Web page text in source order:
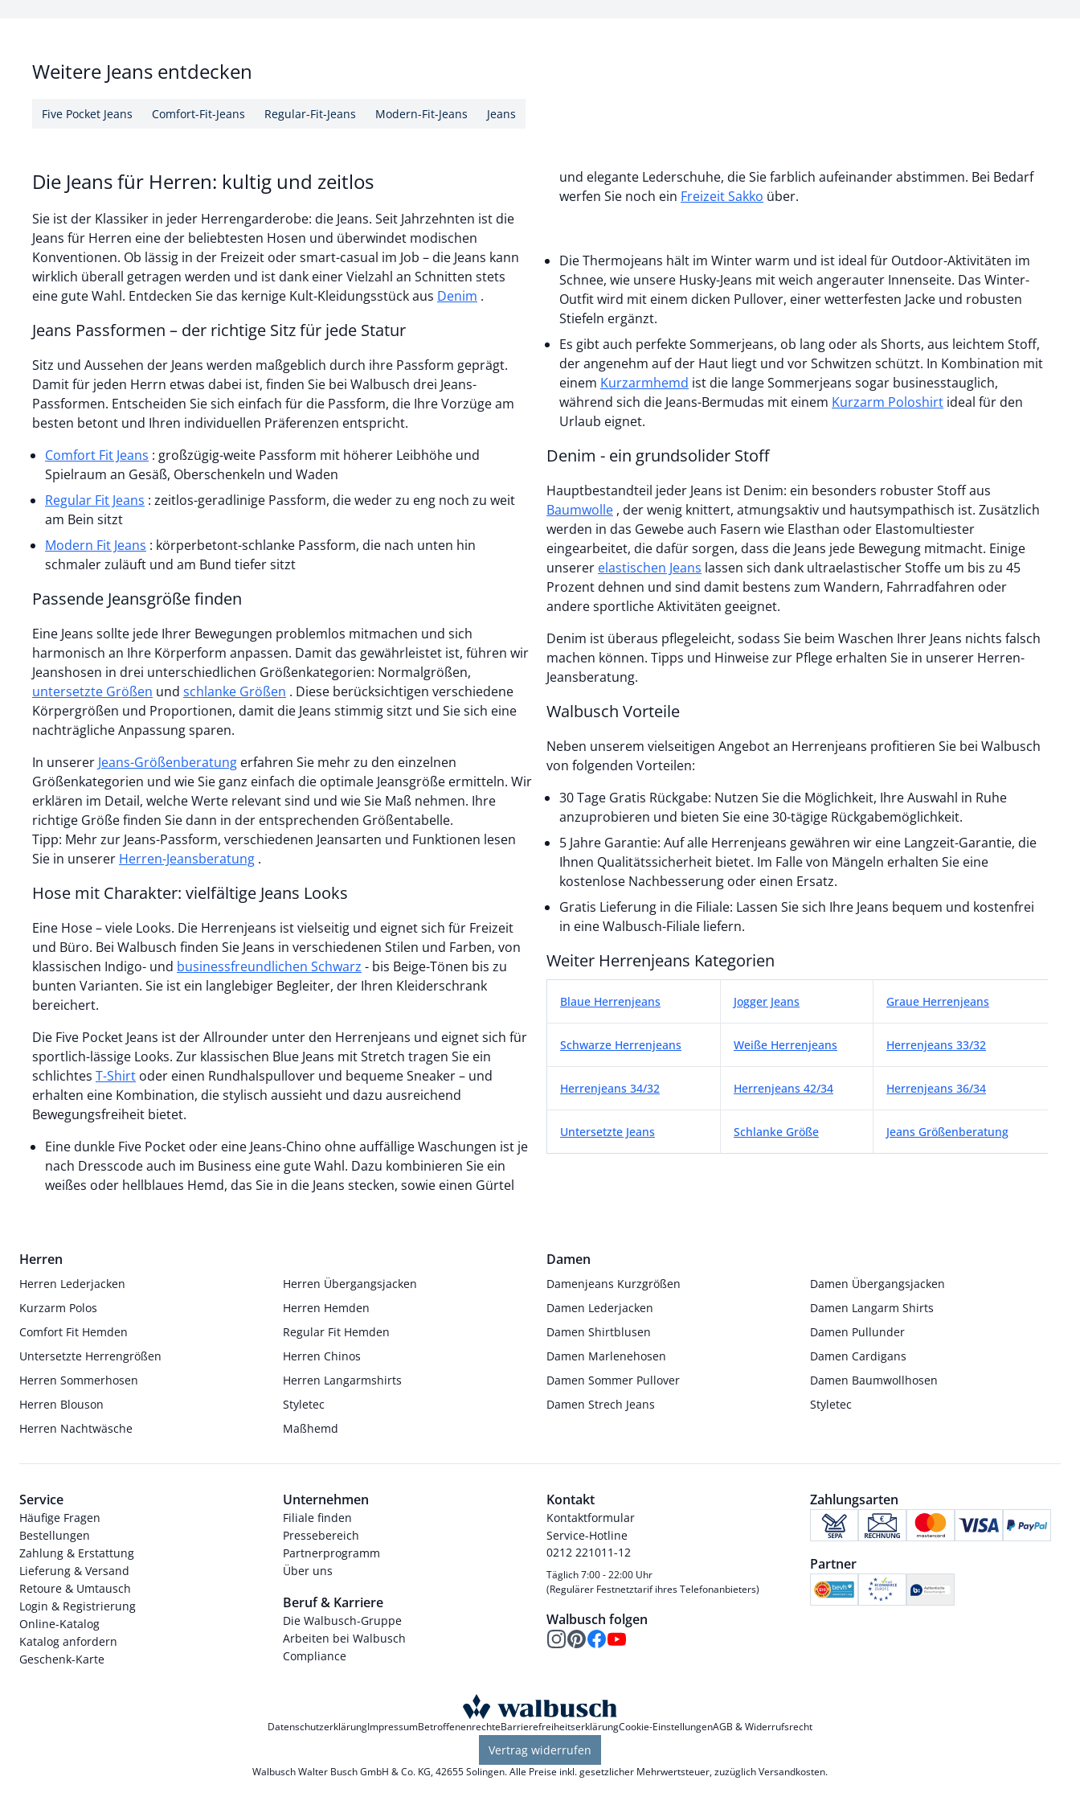
Weitere Jeans entdecken
Five Pocket Jeans Comfort-Fit-Jeans Regular-Fit-Jeans Modern-Fit-Jeans Jeans
Die Jeans für Herren: kultig und zeitlos
Sie ist der Klassiker in jeder Herrengarderobe: die Jeans. Seit Jahrzehnten ist die
Jeans für Herren eine der beliebtesten Hosen und überwindet modischen
Konventionen. Ob lässig in der Freizeit oder smart-casual im Job – die Jeans kann
wirklich überall getragen werden und ist dank einer Vielzahl an Schnitten stets
eine gute Wahl. Entdecken Sie das kernige Kult-Kleidungsstück aus Denim .
Jeans Passformen – der richtige Sitz für jede Statur
Sitz und Aussehen der Jeans werden maßgeblich durch ihre Passform geprägt.
Damit für jeden Herrn etwas dabei ist, finden Sie bei Walbusch drei Jeans-
Passformen. Entscheiden Sie sich einfach für die Passform, die Ihre Vorzüge am
besten betont und Ihren individuellen Präferenzen entspricht.
Comfort Fit Jeans : großzügig-weite Passform mit höherer Leibhöhe und
Spielraum an Gesäß, Oberschenkeln und Waden
Regular Fit Jeans : zeitlos-geradlinige Passform, die weder zu eng noch zu weit
am Bein sitzt
Modern Fit Jeans : körperbetont-schlanke Passform, die nach unten hin
schmaler zuläuft und am Bund tiefer sitzt
Passende Jeansgröße finden
Eine Jeans sollte jede Ihrer Bewegungen problemlos mitmachen und sich
harmonisch an Ihre Körperform anpassen. Damit das gewährleistet ist, führen wir
Jeanshosen in drei unterschiedlichen Größenkategorien: Normalgrößen,
untersetzte Größen und schlanke Größen . Diese berücksichtigen verschiedene
Körpergrößen und Proportionen, damit die Jeans stimmig sitzt und Sie sich eine
nachträgliche Anpassung sparen.
In unserer Jeans-Größenberatung
Größenkategorien und wie Sie ganz einfach die optimale Jeansgröße ermitteln. Wir
erklären im Detail, welche Werte relevant sind und wie Sie Maß nehmen. Ihre
richtige Größe finden Sie dann in der entsprechenden Größentabelle.
Tipp: Mehr zur Jeans-Passform, verschiedenen Jeansarten und Funktionen lesen
Sie in unserer Herren-Jeansberatung .
Hose mit Charakter: vielfältige Jeans Looks
Eine Hose – viele Looks. Die Herrenjeans ist vielseitig und eignet sich für Freizeit
und Büro. Bei Walbusch finden Sie Jeans in verschiedenen Stilen und Farben, von
klassischen Indigo- und businessfreundlichen Schwarz - bis Beige-Tönen bis zu
bunten Varianten. Sie ist ein langlebiger Begleiter, der Ihren Kleiderschrank
bereichert.
Die Five Pocket Jeans ist der Allrounder unter den Herrenjeans und eignet sich für
sportlich-lässige Looks. Zur klassischen Blue Jeans mit Stretch tragen Sie ein
schlichtes T-Shirt oder einen Rundhalspullover und bequeme Sneaker – und
erhalten eine Kombination, die stylisch aussieht und dazu ausreichend
Bewegungsfreiheit bietet.
Eine dunkle Five Pocket oder eine Jeans-Chino ohne auffällige Waschungen ist je
nach Dresscode auch im Business eine gute Wahl. Dazu kombinieren Sie ein
weißes oder hellblaues Hemd, das Sie in die Jeans stecken, sowie einen Gürtel
und elegante Lederschuhe, die Sie farblich aufeinander abstimmen. Bei Bedarf
werfen Sie noch ein Freizeit Sakko über.
Die Thermojeans hält im Winter warm und ist ideal für Outdoor-Aktivitäten im
Schnee, wie unsere Husky-Jeans mit weich angerauter Innenseite. Das Winter-
Outfit wird mit einem dicken Pullover, einer wetterfesten Jacke und robusten
Stiefeln ergänzt.
Es gibt auch perfekte Sommerjeans, ob lang oder als Shorts, aus leichtem Stoff,
der angenehm auf der Haut liegt und vor Schwitzen schützt. In Kombination mit
einem Kurzarmhemd
während sich die Jeans-Bermudas mit einem Kurzarm Poloshirt
Urlaub eignet.
Denim - ein grundsolider Stoff
Hauptbestandteil jeder Jeans ist Denim: ein besonders robuster Stoff aus
Baumwolle , der wenig knittert, atmungsaktiv und hautsympathisch ist. Zusätzlich
werden in das Gewebe auch Fasern wie Elasthan oder Elastomultiester
eingearbeitet, die dafür sorgen, dass die Jeans jede Bewegung mitmacht. Einige
unserer elastischen Jeans
Prozent dehnen und sind damit bestens zum Wandern, Fahrradfahren oder
andere sportliche Aktivitäten geeignet.
Denim ist überaus pflegeleicht, sodass Sie beim Waschen Ihrer Jeans nichts falsch
machen können. Tipps und Hinweise zur Pflege erhalten Sie in unserer Herren-
Jeansberatung.
Walbusch Vorteile
Neben unserem vielseitigen Angebot an Herrenjeans profitieren Sie bei Walbusch
von folgenden Vorteilen:
30 Tage Gratis Rückgabe: Nutzen Sie die Möglichkeit, Ihre Auswahl in Ruhe
anzuprobieren und bieten Sie eine 30-tägige Rückgabemöglichkeit.
5 Jahre Garantie: Auf alle Herrenjeans gewähren wir eine Langzeit-Garantie, die
Ihnen Qualitätssicherheit bietet. Im Falle von Mängeln erhalten Sie eine
kostenlose Nachbesserung oder einen Ersatz.
Gratis Lieferung in die Filiale: Lassen Sie sich Ihre Jeans bequem und kostenfrei
in eine Walbusch-Filiale liefern.
Weiter Herrenjeans Kategorien
Blaue Herrenjeans Jogger Jeans Graue Herrenjeans
Schwarze Herrenjeans Weiße Herrenjeans Herrenjeans 33/32
Herrenjeans 34/32 Herrenjeans 42/34 Herrenjeans 36/34
Untersetzte Jeans Schlanke Größe Jeans Größenberatung
Herren
Herren Lederjacken
Herren Übergangsjacken
Kurzarm Polos
Herren Hemden
Comfort Fit Hemden
Regular Fit Hemden
Untersetzte Herrengrößen
Herren Chinos
Herren Sommerhosen
Herren Langarmshirts
Herren Blouson
Styletec
Herren Nachtwäsche
Maßhemd
Damen
Damenjeans Kurzgrößen
Damen Übergangsjacken
Damen Lederjacken
Damen Langarm Shirts
Damen Shirtblusen
Damen Pullunder
Damen Marlenehosen
Damen Cardigans
Damen Sommer Pullover
Damen Baumwollhosen
Damen Strech Jeans
Styletec
Service
Häufige Fragen
Bestellungen
Zahlung & Erstattung
Lieferung & Versand
Retoure & Umtausch
Login & Registrierung
Online-Katalog
Katalog anfordern
Geschenk-Karte
Unternehmen
Filiale finden
Pressebereich
Partnerprogramm
Über uns
Beruf & Karriere
Die Walbusch-Gruppe
Arbeiten bei Walbusch
Compliance
Kontakt
Kontaktformular
Service-Hotline
0212 221011-12
Täglich 7:00 - 22:00 Uhr
(Regulärer Festnetztarif ihres Telefonanbieters)
Walbusch folgen
Zahlungsarten
Partner
DatenschutzerklärungImpressumBetroffenenrechteBarrierefreiheitserklärungCookie-EinstellungenAGB & Widerrufsrecht
Vertrag widerrufen
Walbusch Walter Busch GmbH & Co. KG, 42655 Solingen. Alle Preise inkl. gesetzlicher Mehrwertsteuer, zuzüglichVersandkosten.